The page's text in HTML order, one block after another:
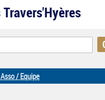
/ Equipe